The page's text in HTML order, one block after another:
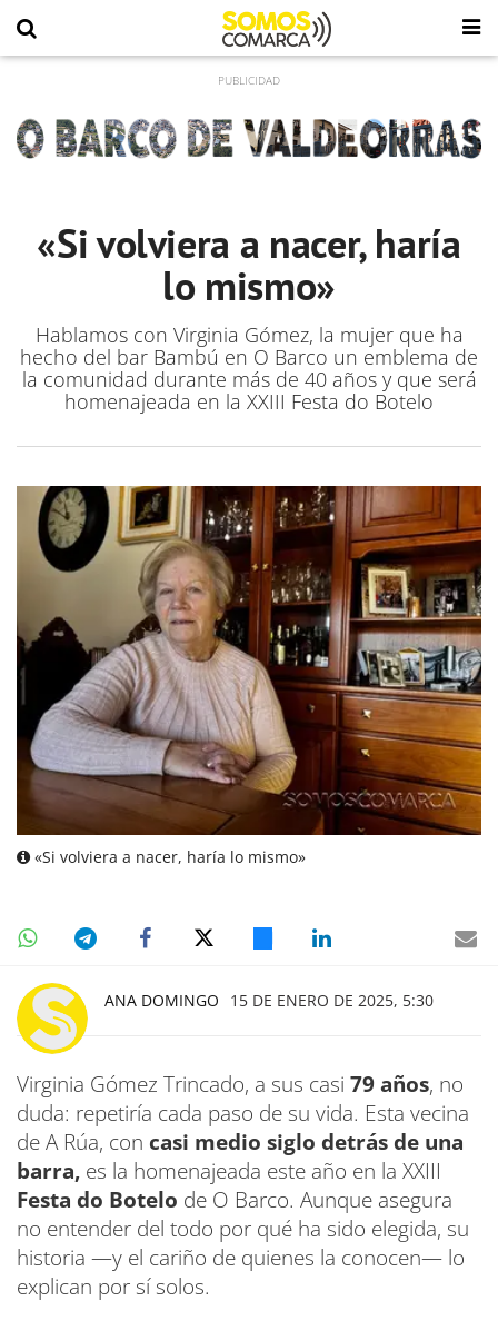
«Si volviera a nacer, haría
lo mismo»
Hablamos con Virginia Gómez, la mujer que ha
hecho del bar Bambú en O Barco un emblema de
la comunidad durante más de 40 años y que será
homenajeada en la XXIII Festa do Botelo
«Si volviera a nacer, haría lo mismo»
ANA DOMINGO 15 DE ENERO DE 2025, 5:30
Virginia Gómez Trincado, a sus casi 79 años, no
duda: repetiría cada paso de su vida. Esta vecina
de A Rúa, con casi medio siglo detrás de una
barra, es la homenajeada este año en la XXIII
Festa do Botelo de O Barco. Aunque asegura
no entender del todo por qué ha sido elegida, su
historia —y el cariño de quienes la conocen— lo
explican por sí solos.